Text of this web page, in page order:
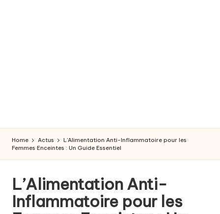
e
e
a
c
Home Actus
L’Alimentation Anti-Inflammatoire pour les
Femmes Enceintes : Un Guide Essentiel
L’Alimentation Anti-
Inflammatoire pour les